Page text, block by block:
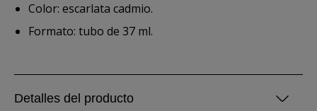
Color: escarlata cadmio.
Formato: tubo de 37 ml.
Detalles del producto